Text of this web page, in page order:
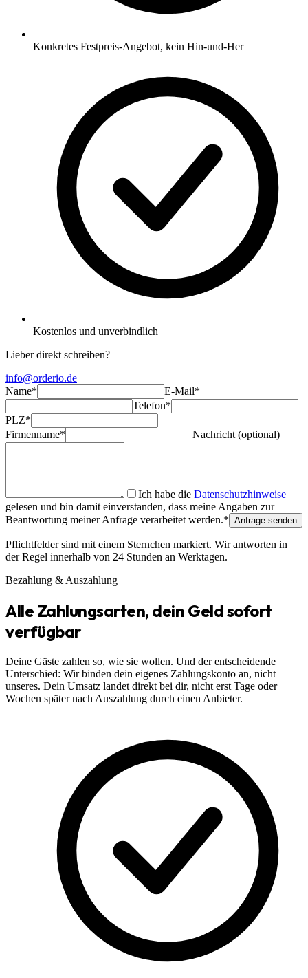
Konkretes Festpreis-Angebot, kein Hin-und-Her
Kostenlos und unverbindlich
Lieber direkt schreiben?
info@orderio.de
Name* E-Mail*
Telefon*
PLZ*
Firmenname* Nachricht (optional)
Ich habe die Datenschutzhinweise
gelesen und bin damit einverstanden, dass meine Angaben zur
Beantwortung meiner Anfrage verarbeitet werden.* Anfrage senden
Pflichtfelder sind mit einem Sternchen markiert. Wir antworten in
der Regel innerhalb von 24 Stunden an Werktagen.
Bezahlung & Auszahlung
Alle Zahlungsarten, dein Geld sofort
verfügbar
Deine Gäste zahlen so, wie sie wollen. Und der entscheidende
Unterschied: Wir binden dein eigenes Zahlungskonto an, nicht
unseres. Dein Umsatz landet direkt bei dir, nicht erst Tage oder
Wochen später nach Auszahlung durch einen Anbieter.